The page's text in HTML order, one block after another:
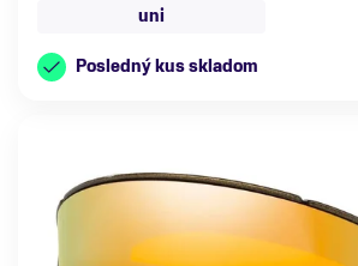
uni
Posledný kus skladom